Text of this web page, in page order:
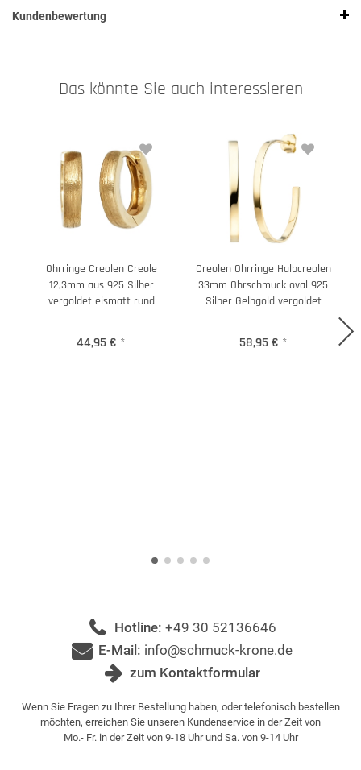
Kundenbewertung
Das könnte Sie auch interessieren
Ohrringe Creolen Creole
12,3mm aus 925 Silber
vergoldet eismatt rund
44,95 € *
Creolen Ohrringe Halbcreolen
33mm Ohrschmuck oval 925
Silber Gelbgold vergoldet
58,95 € *
Hotline: +49 30 52136646
E-Mail: info@schmuck-krone.de
zum Kontaktformular
Wenn Sie Fragen zu Ihrer Bestellung haben, oder telefonisch bestellen
möchten, erreichen Sie unseren Kundenservice in der Zeit von
Mo.- Fr. in der Zeit von 9-18 Uhr und Sa. von 9-14 Uhr